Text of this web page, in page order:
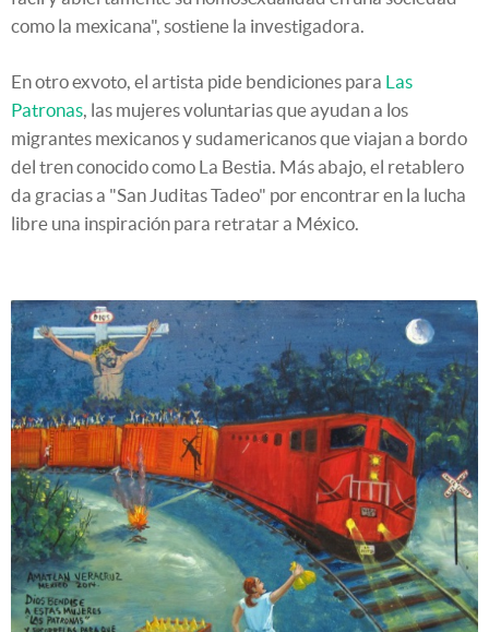
como la mexicana", sostiene la investigadora.
En otro exvoto, el artista pide bendiciones para Las
Patronas , las mujeres voluntarias que ayudan a los
migrantes mexicanos y sudamericanos que viajan a bordo
del tren conocido como La Bestia. Más abajo, el retablero
da gracias a "San Juditas Tadeo" por encontrar en la lucha
libre una inspiración para retratar a México.